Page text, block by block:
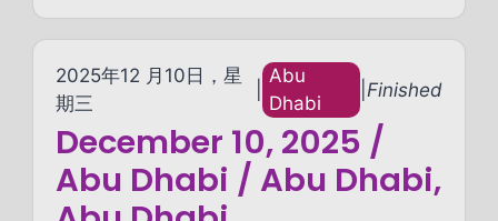
2025年12 月10日，星
期三
Abu
Dhabi
Finished
December 10, 2025 /
Abu Dhabi / Abu Dhabi,